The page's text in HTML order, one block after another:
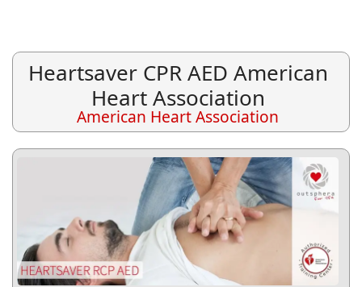
Heartsaver CPR AED American
Heart Association
American Heart Association